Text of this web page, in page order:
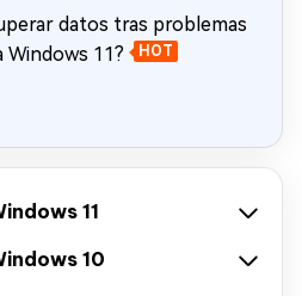
datos tras problemas
Windows 11?
HOT
11
10